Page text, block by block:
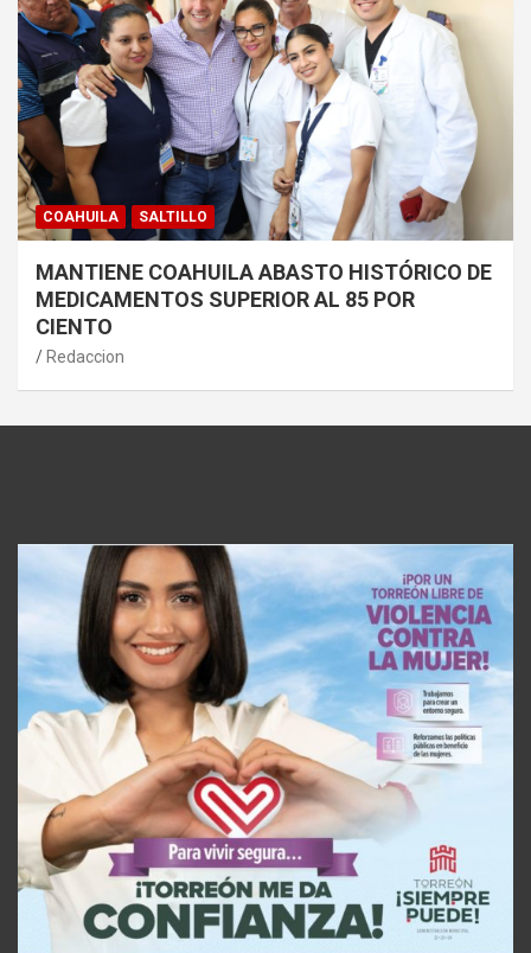
COAHUILA SALTILLO
MANTIENE COAHUILA ABASTO HISTÓRICO DE
MEDICAMENTOS SUPERIOR AL 85 POR
CIENTO
Redaccion